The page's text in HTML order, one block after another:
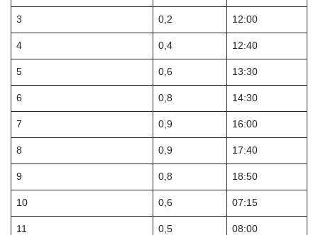
3 0,2 12:00
4 0,4 12:40
5 0,6 13:30
6 0,8 14:30
7 0,9 16:00
8 0,9 17:40
9 0,8 18:50
10 0,6 07:15
11 0,5 08:00